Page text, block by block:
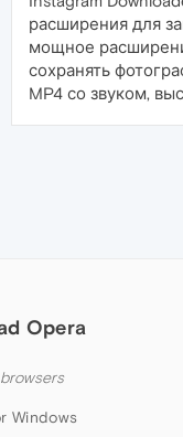
расширения для
мощное
сохранять
MP4 со звуком,
Opera
Windows